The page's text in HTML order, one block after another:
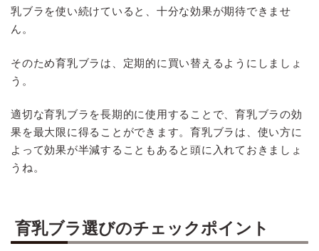
乳ブラを使い続けていると、十分な効果が期待できませ
ん。
そのため育乳ブラは、定期的に買い替えるようにしましょ
う。
適切な育乳ブラを長期的に使用することで、育乳ブラの効
果を最大限に得ることができます。育乳ブラは、使い方に
よって効果が半減することもあると頭に入れておきましょ
うね。
育乳ブラ選びのチェックポイント